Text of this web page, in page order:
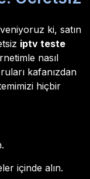
ki, satın
iptv teste
nasıl
kafanızdan
hiçbir
içinde alın.